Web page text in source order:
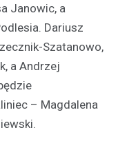
Janowic, a
Dariusz
Szatanowo,
a Andrzej
– Magdalena